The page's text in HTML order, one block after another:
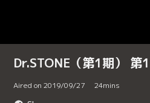
Dr.STONE（第1期） 第
Aired on 2019/09/27 24mins